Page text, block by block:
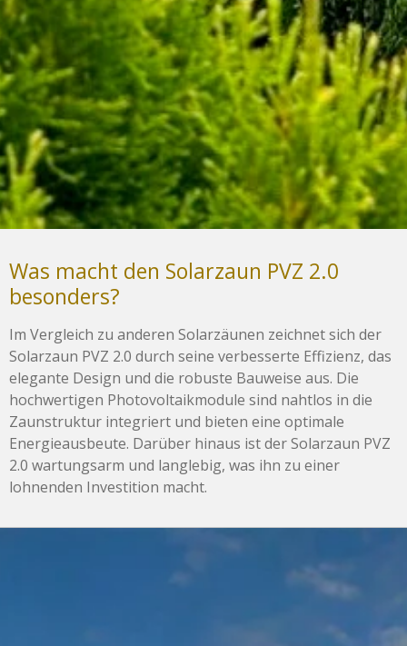
Was macht den Solarzaun PVZ 2.0
besonders?
Im Vergleich zu anderen Solarzäunen zeichnet sich der
Solarzaun PVZ 2.0 durch seine verbesserte Effizienz, das
elegante Design und die robuste Bauweise aus. Die
hochwertigen Photovoltaikmodule sind nahtlos in die
Zaunstruktur integriert und bieten eine optimale
Energieausbeute. Darüber hinaus ist der Solarzaun PVZ
2.0 wartungsarm und langlebig, was ihn zu einer
lohnenden Investition macht.